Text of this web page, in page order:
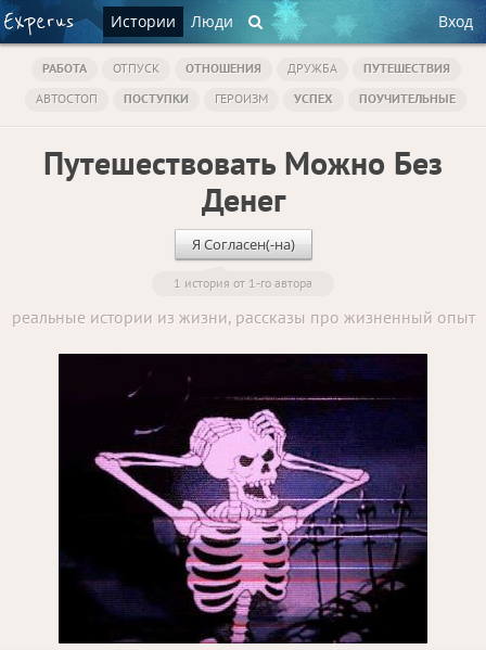
Истории Люди Вход
РАБОТА ОТПУСК ОТНОШЕНИЯ ДРУЖБА
ПУТЕШЕСТВИЯ
АВТОСТОП
ПОСТУПКИ ГЕРОИЗМ УСПЕХ ПОУЧИТЕЛЬНЫЕ
Путешествовать Можно Без
Денег
Я Согласен(-на)
1 история от 1-го автора
реальные истории из жизни, рассказы про жизненный опыт